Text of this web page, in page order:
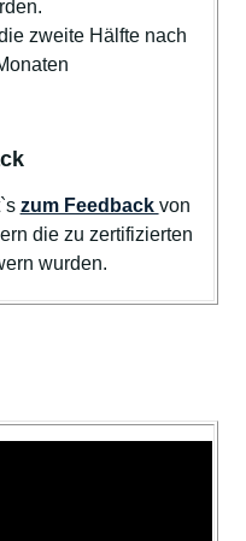
zweite Hälfte nach
zum Feedback von
die zu zertifizierten
wurden.